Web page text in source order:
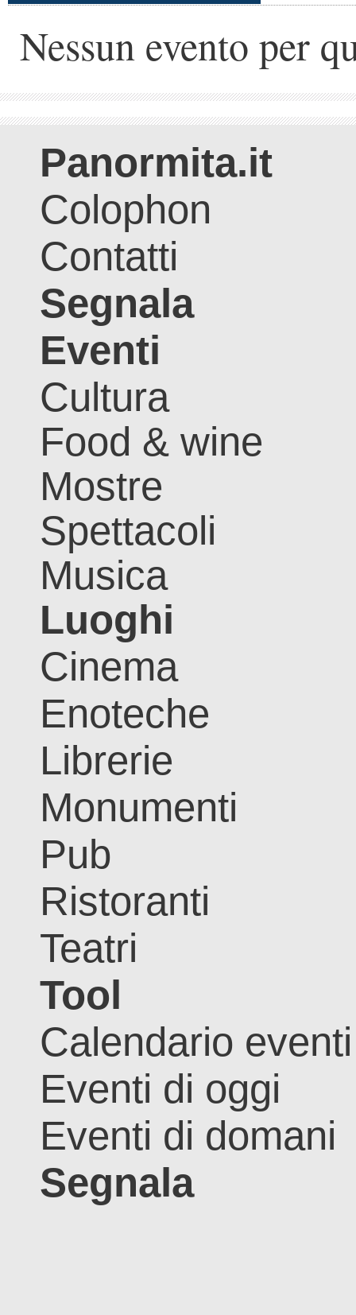
Nessun evento per
Panormita.it
Colophon
Contatti
Segnala
Eventi
Cultura
Food & wine
Mostre
Spettacoli
Musica
Luoghi
Cinema
Enoteche
Librerie
Monumenti
Pub
Ristoranti
Teatri
Tool
Calendario eventi
Eventi di oggi
Eventi di domani
Segnala